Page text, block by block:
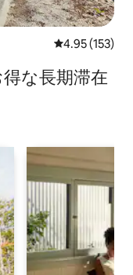
レビュー153
4.95 (153)
な長⁠期⁠滞⁠在